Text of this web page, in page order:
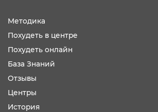
Методика
Похудеть в центре
Похудеть онлайн
База Знаний
Отзывы
Центры
История